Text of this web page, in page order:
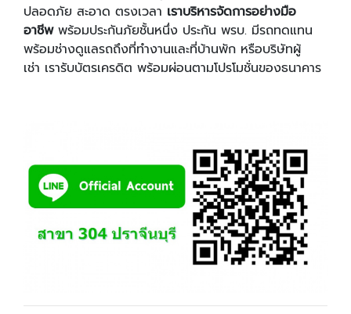
ปลอดภัย สะอาด ตรงเวลา เราบริหารจัดการอย่างมือ
อาชีพพร้อมประกันภัยชั้นหนึ่ง ประกัน พรบ. มีรถทดแทน
พร้อมช่างดูแลรถถึงที่ทำงานและที่บ้านพัก หรือบริษัทผู้
เช่า เรารับบัตรเครดิต พร้อมผ่อนตามโปรโมชั่นของธนาคาร